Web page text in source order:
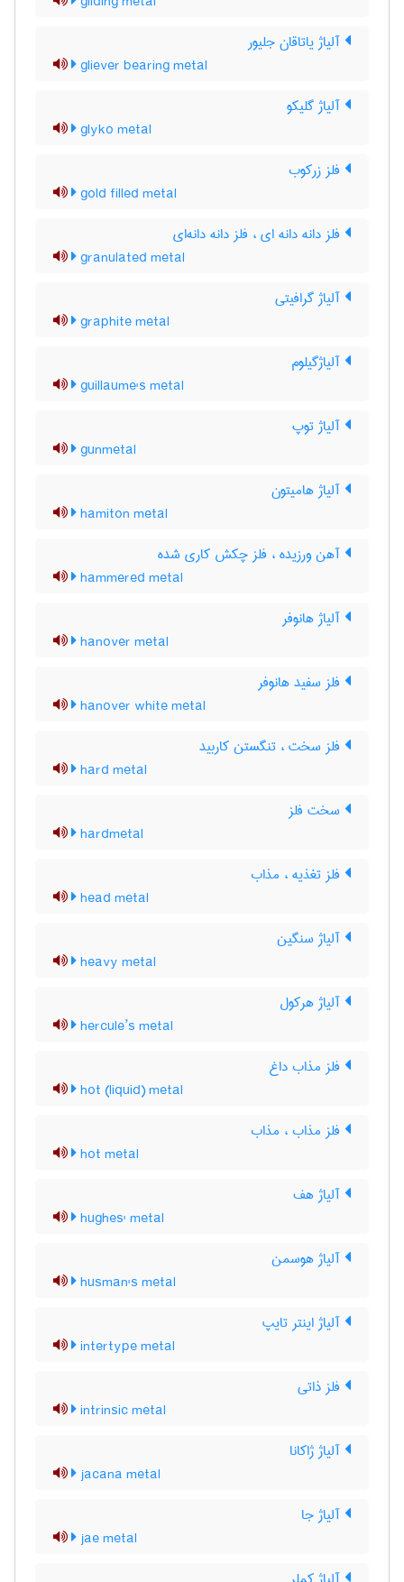
آلیاژ یاتاقان جلیور
gliever bearing metal
آلیاژ گلیکو
glyko metal
فلز زرکوب
gold filled metal
فلز دانه دانه ای ، فلز دانه دانه‌ای
granulated metal
آلیاژ گرافیتی
graphite metal
آلیاژگیلوم
guillaume's metal
آلیاژ توپ
gunmetal
آلیاژ هامیتون
hamiton metal
آهن ورزیده ، فلز چکش کاری شده
hammered metal
آلیاژ هانوفر
hanover metal
فلز سفید هانوفر
hanover white metal
فلز سخت ، تنگستن کاربید
hard metal
سخت فلز
hardmetal
فلز تغذیه ، مذاب
head metal
آلیاژ سنگین
heavy metal
آلیاژ هرکول
hercule’s metal
فلز مذاب داغ
hot (liquid) metal
فلز مذاب ، مذاب
hot metal
آلیاژ هف
hughes' metal
آلیاژ هوسمن
husman's metal
آلیاژ اینتر تایپ
intertype metal
فلز ذاتی
intrinsic metal
آلیاژ ژاکانا
jacana metal
آلیاژ جا
jae metal